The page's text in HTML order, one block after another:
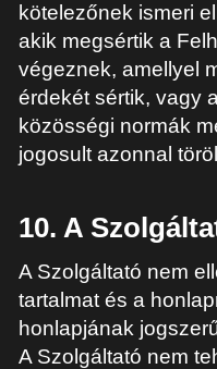
kötelezőnek ismeri
akik megsértik a
végeznek, amellyel
érdekét sértik, vagy
közösségi normák
jogosult azonnal
10. A
A Szolgáltató nem
tartalmat és a
honlapjának
A Szolgáltató nem